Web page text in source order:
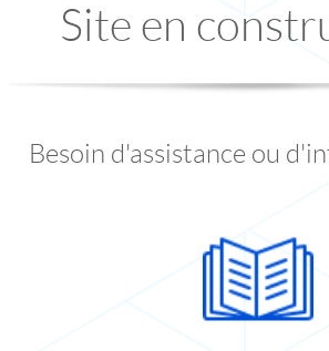
Site en
Besoin d'assistance ou